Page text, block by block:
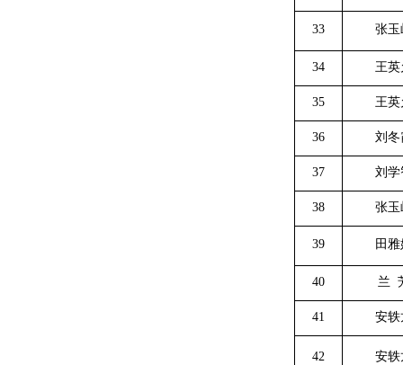
33 张玉
34 王英
35 王英
36 刘冬
37 刘学
38 张玉
39 田雅
40 兰
41 安轶
42 安轶